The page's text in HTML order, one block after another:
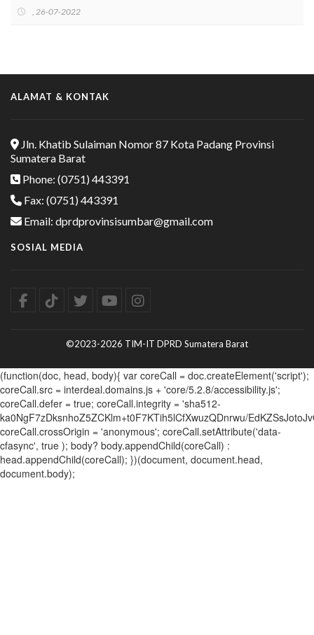
, 26-07-2022
ALAMAT & KONTAK
Jln. Khatib Sulaiman Nomor 87 Kota Padang Provinsi
Sumatera Barat
Phone: (0751) 443391
Fax: (0751) 443391
Email: dprdprovinsisumbar@gmail.com
SOSIAL MEDIA
©2023-2026 TIM-IT DPRD Sumatera Barat
(function(doc, head, body){ var coreCall = doc.createElement('script');
coreCall.src = interdeal.domains.js + 'core/5.2.8/accessibility.js';
coreCall.defer = true; coreCall.integrity = 'sha512-
ka0NgF7zDksnhoZ5ZCKlm+t0F7KTih5lCfXwuzQDnrwu/
coreCall.crossOrigin = 'anonymous'; coreCall.setAttribute('data-
cfasync', true ); body? body.appendChild(coreCall) :
head.appendChild(coreCall); })(document, document.head,
document.body);